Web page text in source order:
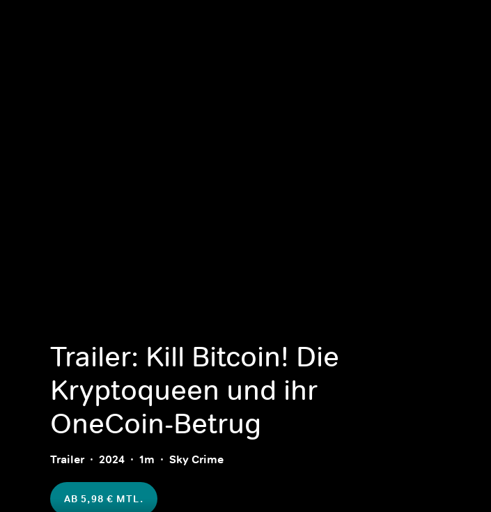
Trailer: Kill Bitcoin! Die
Kryptoqueen und ihr
OneCoin-Betrug
Trailer 2024 1m Sky Crime
AB 5,98 € MTL.